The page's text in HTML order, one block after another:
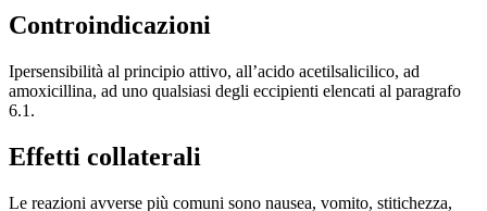
Controindicazioni
Ipersensibilità al principio attivo, all’acido acetilsalicilico, ad
amoxicillina, ad uno qualsiasi degli eccipienti elencati al paragrafo
6.1.
Effetti collaterali
Le reazioni avverse più comuni sono nausea, vomito, stitichezza,